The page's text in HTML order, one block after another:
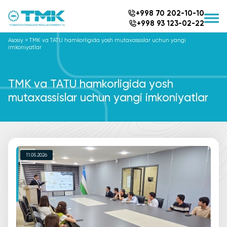
+998 70 202-10-10
+998 93 123-02-22
Asosiy >TMK va TATU hamkorligida yosh mutaxassislar uchun yangi
imkoniyatlar
TMK va TATU hamkorligida yosh
mutaxassislar uchun yangi imkoniyatlar
11.05.2026